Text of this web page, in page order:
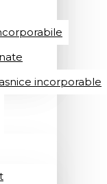
incorporable